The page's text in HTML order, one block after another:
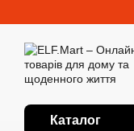
Каталог